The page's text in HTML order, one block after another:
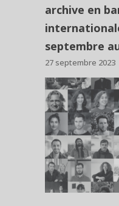
archive en
septembre
27 septembre 2023